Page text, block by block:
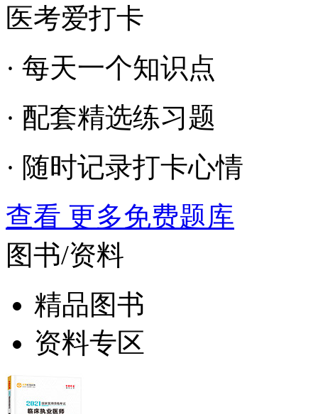
医考爱打卡
· 每天一个知识点
· 配套精选练习题
· 随时记录打卡心情
查看 更多免费题库
图书/资料
精品图书
资料专区